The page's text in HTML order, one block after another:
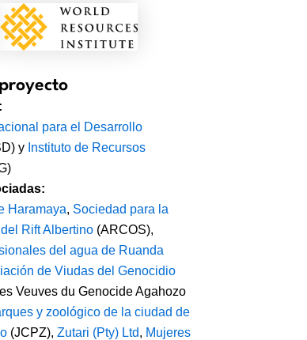
para el Desarrollo
y Instituto de Recursos
Haramaya, Sociedad para la
Rift Albertino(ARCOS),
del agua de Ruanda
de Viudas del Genocidio
Veuves du Genocide Agahozo
y zoológico de la ciudad de
(JCPZ), Zutari (Pty) Ltd, Mujeres